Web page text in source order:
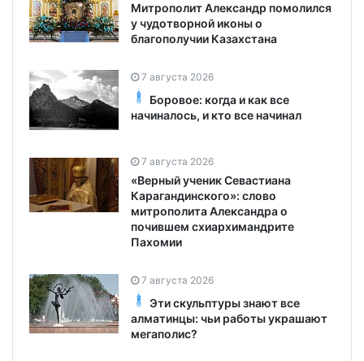
Митрополит Александр помолился
у чудотворной иконы о
благополучии Казахстана
7 августа 2026
Боровое: когда и как все
начиналось, и кто все начинал
7 августа 2026
«Верный ученик Севастиана
Карагандинского»: слово
митрополита Александра о
почившем схиархимандрите
Пахомии
7 августа 2026
Эти скульптуры знают все
алматинцы: чьи работы украшают
мегаполис?